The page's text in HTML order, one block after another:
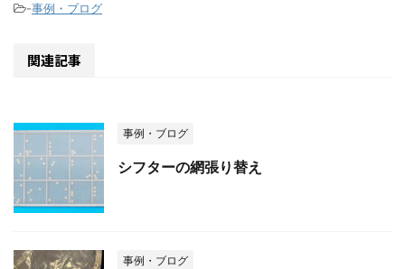
-事例・ブログ
関連記事
事例・ブログ
シフターの網張り替え
事例・ブログ